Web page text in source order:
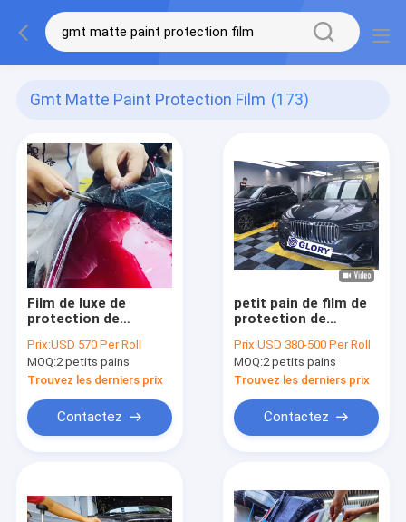
Gmt Matte Paint Protection Film (173)
Film de luxe de
protection de
de GMT 7.5mil
1.52*15m Janpanese
TPU
Prix:USD 570 Per Roll
MOQ:2 petits pains
Trouvez les derniers prix
Contactez
petit pain de film de
protection de
de 1.52*15m TPU,
film protecteur des
véhicules à moteur
de GV
Prix:USD 380-500 Per Roll
MOQ:2 petits pains
Trouvez les derniers prix
Contactez